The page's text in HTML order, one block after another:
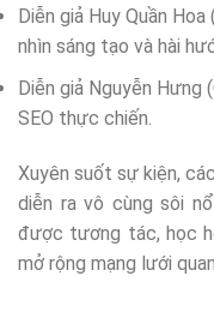
Diễn giả Huy Quần
nhìn sáng tạo và hài
Diễn giả Nguyễn Hưng
SEO thực chiến.
Xuyên suốt sự kiện,
diễn ra vô cùng sôi
được tương tác, học
mở rộng mạng lưới